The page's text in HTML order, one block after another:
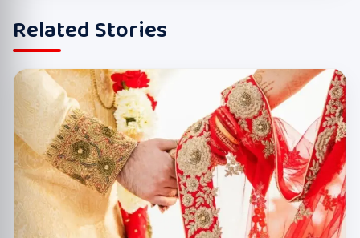
Related Stories